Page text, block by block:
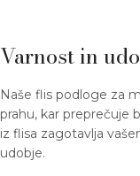
Varnost in
Naše flis podloge za
prahu, kar preprečuje
iz flisa zagotavlja
udobje.